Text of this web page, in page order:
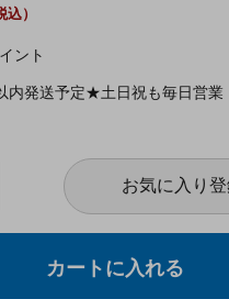
ント
内発送予定★土日祝も毎日営業
お気に入り
カートに入れる